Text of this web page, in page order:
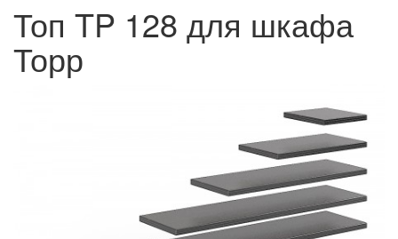
Топ TP 128 для шкафа
Торр